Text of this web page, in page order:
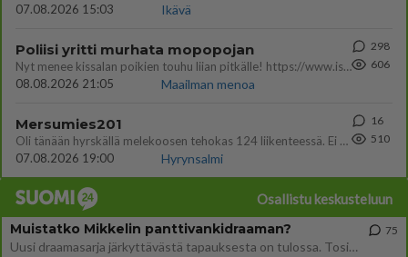
07.08.2026 15:03
Ikävä
Poliisi yritti murhata mopopojan
Nyt menee kissalan poikien touhu liian pitkälle! https://www.is.fi/kotimaa/art-2000012193221.html Karu video mopomiiti
08.08.2026 21:05
Maailman menoa
298
606
Mersumies201
Oli tänään hyrskällä melekoosen tehokas 124 liikenteessä. Ei paljon vastamäki haitannu....
07.08.2026 19:00
Hyrynsalmi
16
510
Osallistu keskusteluun
Muistatko Mikkelin panttivankidraaman?
Uusi draamasarja järkyttävästä tapauksesta on tulossa. Tositapahtumiin perustuva sarja ammentaa vuoden 1986 Mikkelin pan
75